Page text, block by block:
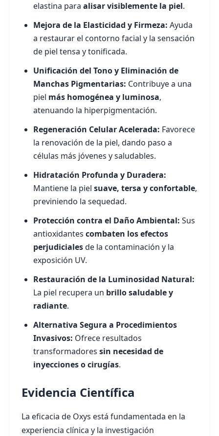
elastina para alisar visiblemente la piel.
Mejora de la Elasticidad y Firmeza: Ayuda
a restaurar el contorno facial y la sensación
de piel tensa y tonificada.
Unificación del Tono y Eliminación de
Manchas Pigmentarias: Contribuye a una
piel más homogénea y luminosa,
atenuando la hiperpigmentación.
Regeneración Celular Acelerada: Favorece
la renovación de la piel, dando paso a
células más jóvenes y saludables.
Hidratación Profunda y Duradera:
Mantiene la piel suave, tersa y confortable,
previniendo la sequedad.
Protección contra el Daño Ambiental: Sus
antioxidantes combaten los efectos
perjudicialesde la contaminación y la
exposición UV.
Restauración de la Luminosidad Natural:
La piel recupera un brillo saludable y
radiante.
Alternativa Segura a Procedimientos
Invasivos: Ofrece resultados
transformadores sin necesidad de
inyecciones o cirugías.
Evidencia Científica
La eficacia de Oxys está fundamentada en la
experiencia clínica y la investigación